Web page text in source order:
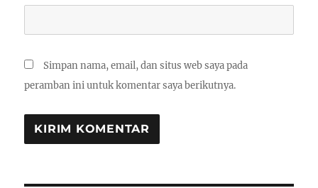
Simpan nama, email, dan situs web saya pada
peramban ini untuk komentar saya berikutnya.